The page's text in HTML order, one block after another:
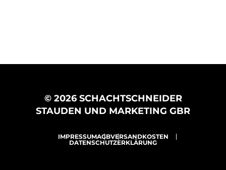
© 2026 SCHACHTSCHNEIDER
STAUDEN UND MARKETING GBR
IMPRESSUMAGBVERSANDKOSTEN
DATENSCHUTZERKLÄRUNG